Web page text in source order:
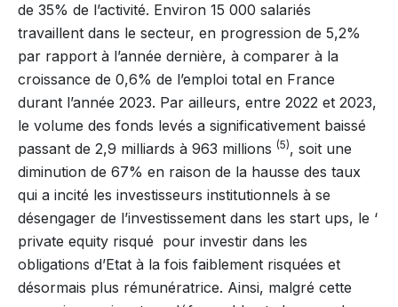
de 35% de l’activité. Environ 15 000 salariés
travaillent dans le secteur, en progression de 5,2%
par rapport à l’année dernière, à comparer à la
croissance de 0,6% de l’emploi total en France
durant l’année 2023. Par ailleurs, entre 2022 et 2023,
le volume des fonds levés a significativement baissé
passant de 2,9 milliards à 963 millions (5), soit une
diminution de 67% en raison de la hausse des taux
qui a incité les investisseurs institutionnels à se
désengager de l’investissement dans les start ups, le ‘
private equity risqué pour investir dans les
obligations d’Etat à la fois faiblement risquées et
désormais plus rémunératrice. Ainsi, malgré cette